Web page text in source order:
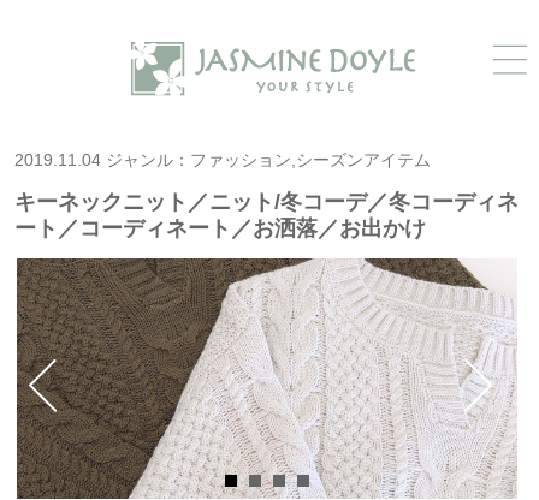
2019.11.04 ジャンル：ファッション,シーズンアイテム
キーネックニット／ニット/冬コーデ／冬コーディネ
ート／コーディネート／お洒落／お出かけ